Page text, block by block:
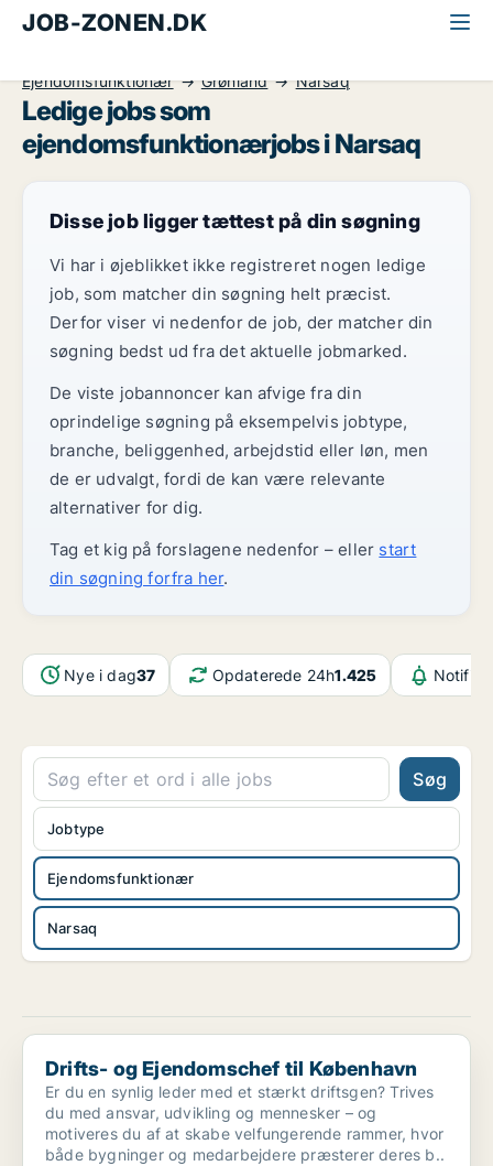
JOB-ZONEN.DK
Ejendomsfunktionær
Grønland Narsaq
Ledige jobs som
ejendomsfunktionærjobs i Narsaq
Disse job ligger tættest på din søgning
Vi har i øjeblikket ikke registreret nogen ledige
job, som matcher din søgning helt præcist.
Derfor viser vi nedenfor de job, der matcher din
søgning bedst ud fra det aktuelle jobmarked.
De viste jobannoncer kan afvige fra din
oprindelige søgning på eksempelvis jobtype,
branche, beliggenhed, arbejdstid eller løn, men
de er udvalgt, fordi de kan være relevante
alternativer for dig.
Tag et kig på forslagene nedenfor – eller start
din søgning forfra her.
Nye i dag37 Opdaterede 24h1.425
Søg
Ejendomsfunktionær
Narsaq
Jobtype
Drifts- og Ejendomschef til København
Drifts- og Ejendomschef til København
Er du en synlig leder med et stærkt driftsgen? Trives
du med ansvar, udvikling og mennesker – og
motiveres du af at skabe velfungerende rammer, hvor
både bygninger og medarbejdere præsterer deres b..